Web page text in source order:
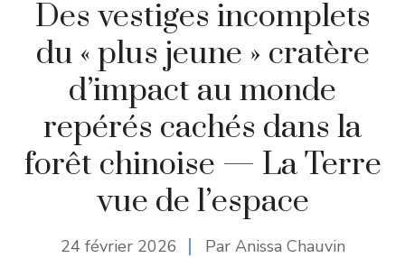
Des vestiges incomplets
du « plus jeune » cratère
d’impact au monde
repérés cachés dans la
forêt chinoise — La Terre
vue de l’espace
24 février 2026 Par Anissa Chauvin